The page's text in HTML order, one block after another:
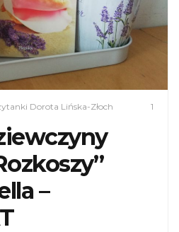
Dorota Lińska-Złoch 1
–